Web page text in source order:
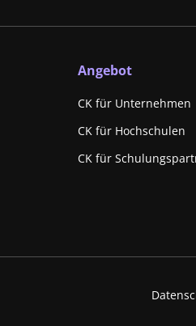
Angebot
CK für Unternehmen
CK für Hochschulen
CK für